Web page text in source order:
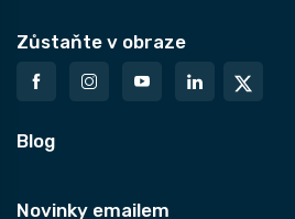
Zůstaňte v obraze
Blog
Novinky emailem